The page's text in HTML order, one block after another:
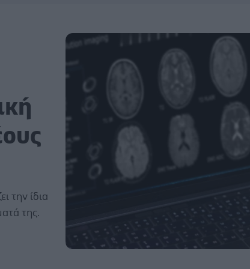
την ίδια
της.